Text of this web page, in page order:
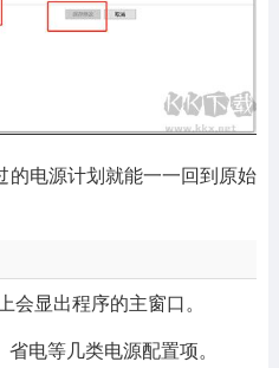
电源计划就能一一回到原始
显出程序的主窗口。
电等几类电源配置项。